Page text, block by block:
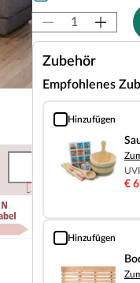
Zubehör
Empfohlenes
Hinzufügen
Sauna Classic 6-
€
Hinzufügen
Bodenrost (Fichte)